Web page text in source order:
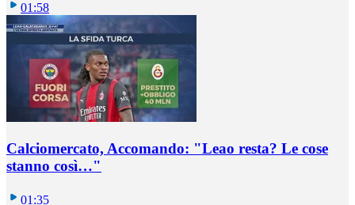
01:58
Calciomercato, Accomando: "Leao resta? Le cose
stanno così…"
01:35